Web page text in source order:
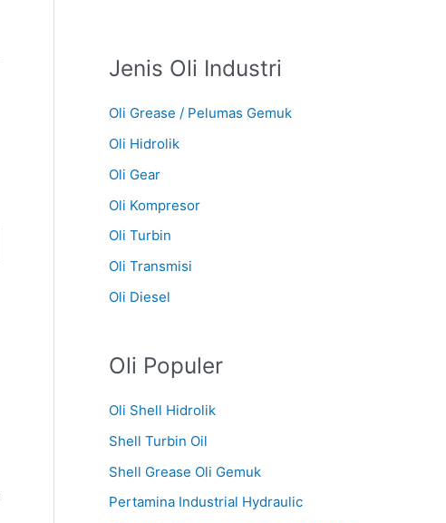
Jenis Oli Industri
Oli Grease / Pelumas Gemuk
Oli Hidrolik
Oli Gear
Oli Kompresor
Oli Turbin
Oli Transmisi
Oli Diesel
Oli Populer
Oli Shell Hidrolik
Shell Turbin Oil
Shell Grease Oli Gemuk
Pertamina Industrial Hydraulic